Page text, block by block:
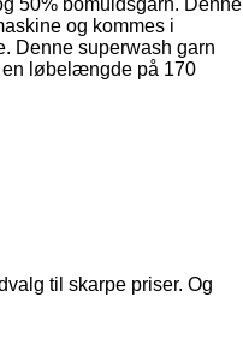
og kommes i
Denne superwash garn
en løbelængde på 170
til skarpe priser. Og